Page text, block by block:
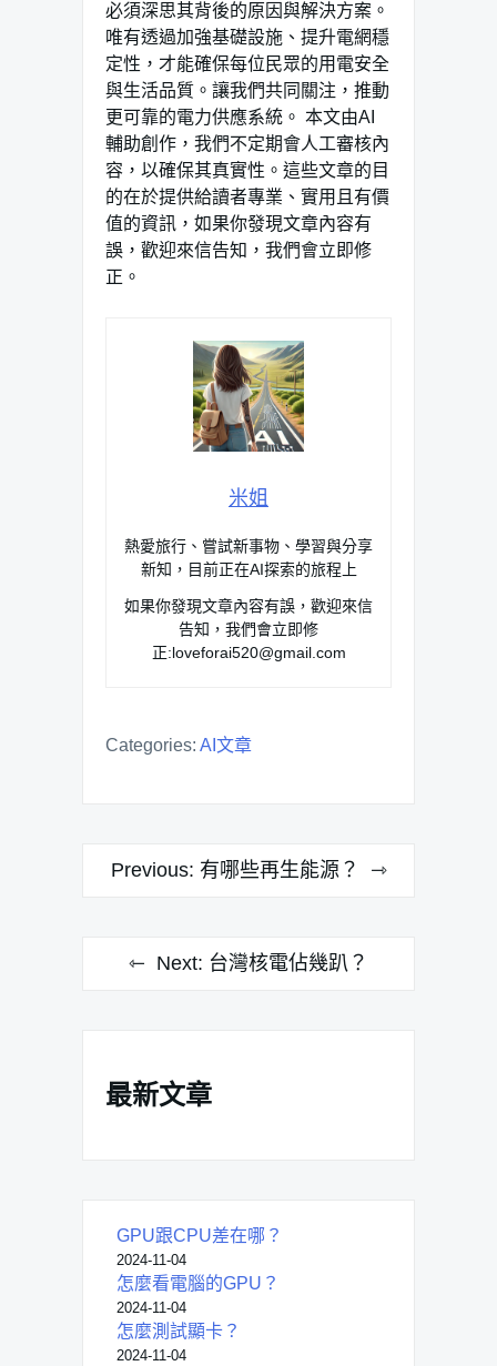
必須深思其背後的原因與解決方案。
唯有透過加強基礎設施、提升電網穩
定性，才能確保每位民眾的用電安全
與生活品質。讓我們共同關注，推動
更可靠的電力供應系統。 本文由AI
輔助創作，我們不定期會人工審核內
容，以確保其真實性。這些文章的目
的在於提供給讀者專業、實用且有價
值的資訊，如果你發現文章內容有
誤，歡迎來信告知，我們會立即修
正。
米姐
熱愛旅行、嘗試新事物、學習與分享
新知，目前正在AI探索的旅程上
如果你發現文章內容有誤，歡迎來信
告知，我們會立即修
正:loveforai520@gmail.com
Categories: AI文章
Previous: 有哪些再生能源？
Next: 台灣核電佔幾趴？
最新文章
GPU跟CPU差在哪？
2024-11-04
怎麼看電腦的GPU？
2024-11-04
怎麼測試顯卡？
2024-11-04